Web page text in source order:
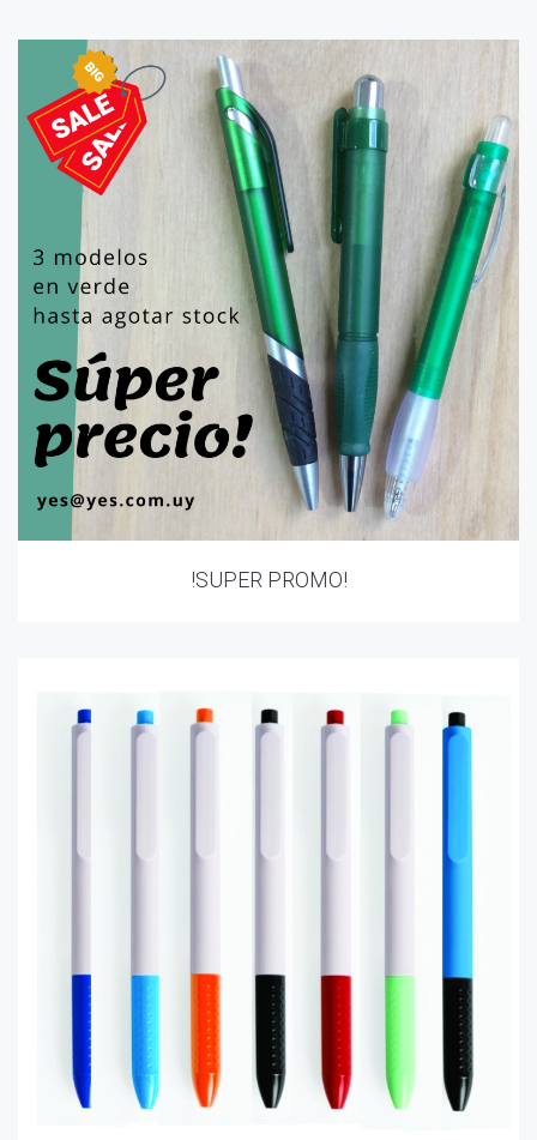
!SUPER PROMO!